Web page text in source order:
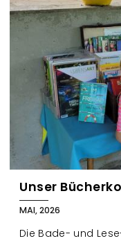
Unser
MAI, 2026
Die Bade- und